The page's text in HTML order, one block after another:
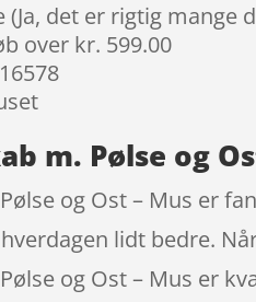
(Ja, det er rigtig mange
over kr. 599.00
m. Pølse og
og Ost – Mus er
lidt bedre.
og Ost – Mus er